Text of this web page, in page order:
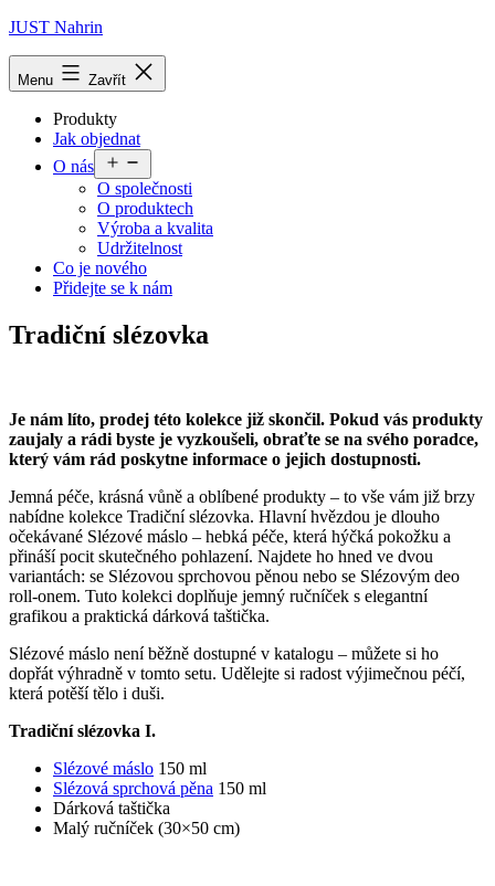
Přejít
JUST Nahrin
Menu Zavřít
Produkty
Jak objednat
O nás
menu
O společnosti
O produktech
Výroba a kvalita
Udržitelnost
Co je nového
Přidejte se k nám
Tradiční slézovka
Je nám líto, prodej této kolekce již skončil. Pokud vás produkty
zaujaly a rádi byste je vyzkoušeli, obraťte se na svého poradce,
který vám rád poskytne informace o jejich dostupnosti.
Jemná péče, krásná vůně a oblíbené produkty – to vše vám již brzy
nabídne kolekce Tradiční slézovka. Hlavní hvězdou je dlouho
očekávané Slézové máslo – hebká péče, která hýčká pokožku a
přináší pocit skutečného pohlazení. Najdete ho hned ve dvou
variantách: se Slézovou sprchovou pěnou nebo se Slézovým deo
roll-onem. Tuto kolekci doplňuje jemný ručníček s elegantní
grafikou a praktická dárková taštička.
Slézové máslo není běžně dostupné v katalogu – můžete si ho
dopřát výhradně v tomto setu. Udělejte si radost výjimečnou péčí,
která potěší tělo i duši.
Tradiční slézovka I.
Slézové máslo 150 ml
Slézová sprchová pěna 150 ml
Dárková taštička
Malý ručníček (30×50 cm)